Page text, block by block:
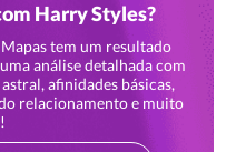
Harry Styles?
tem um resultado
análise detalhada com
afinidades básicas,
relacionamento e muito